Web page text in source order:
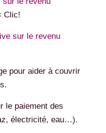
Clic!
sur le revenu
pour aider à couvrir
le paiement des
électricité, eau…).